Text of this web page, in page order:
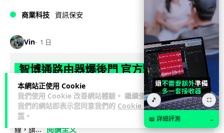
本網站正使用 Cookie
我們使用 Cookie 改善網站體驗。 繼續使用
我們的網站即表示您同意我們的 Cookie 政
策 。
商業科技 資訊保安
Vin 1 日
智博通路由器爆後門 官方緊急下架止血
稱漏洞是功能在維修時使用
中國網通廠商智博通電子（Zbtlink Electronics）旗下的路由器
產品爆出嚴重安全漏洞，被發現每 35 秒便會與中國伺服器連
線，旗... 閱讀全文
🎵 ⛶
📖 詳細評測 →